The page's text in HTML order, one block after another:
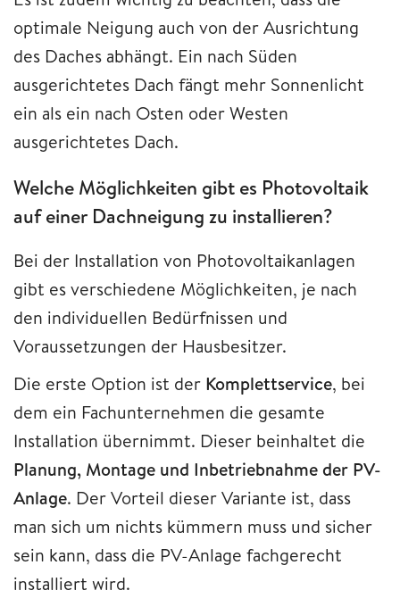
optimale Neigung auch von der Ausrichtung
des Daches abhängt. Ein nach Süden
ausgerichtetes Dach fängt mehr Sonnenlicht
ein als ein nach Osten oder Westen
ausgerichtetes Dach.
Welche Möglichkeiten gibt es Photovoltaik
auf einer Dachneigung zu installieren?
Bei der Installation von Photovoltaikanlagen
gibt es verschiedene Möglichkeiten, je nach
den individuellen Bedürfnissen und
Voraussetzungen der Hausbesitzer.
Die erste Option ist der Komplettservice, bei
dem ein Fachunternehmen die gesamte
Installation übernimmt. Dieser beinhaltet die
Planung, Montage und Inbetriebnahme der PV-
Anlage. Der Vorteil dieser Variante ist, dass
man sich um nichts kümmern muss und sicher
sein kann, dass die PV-Anlage fachgerecht
installiert wird.​​